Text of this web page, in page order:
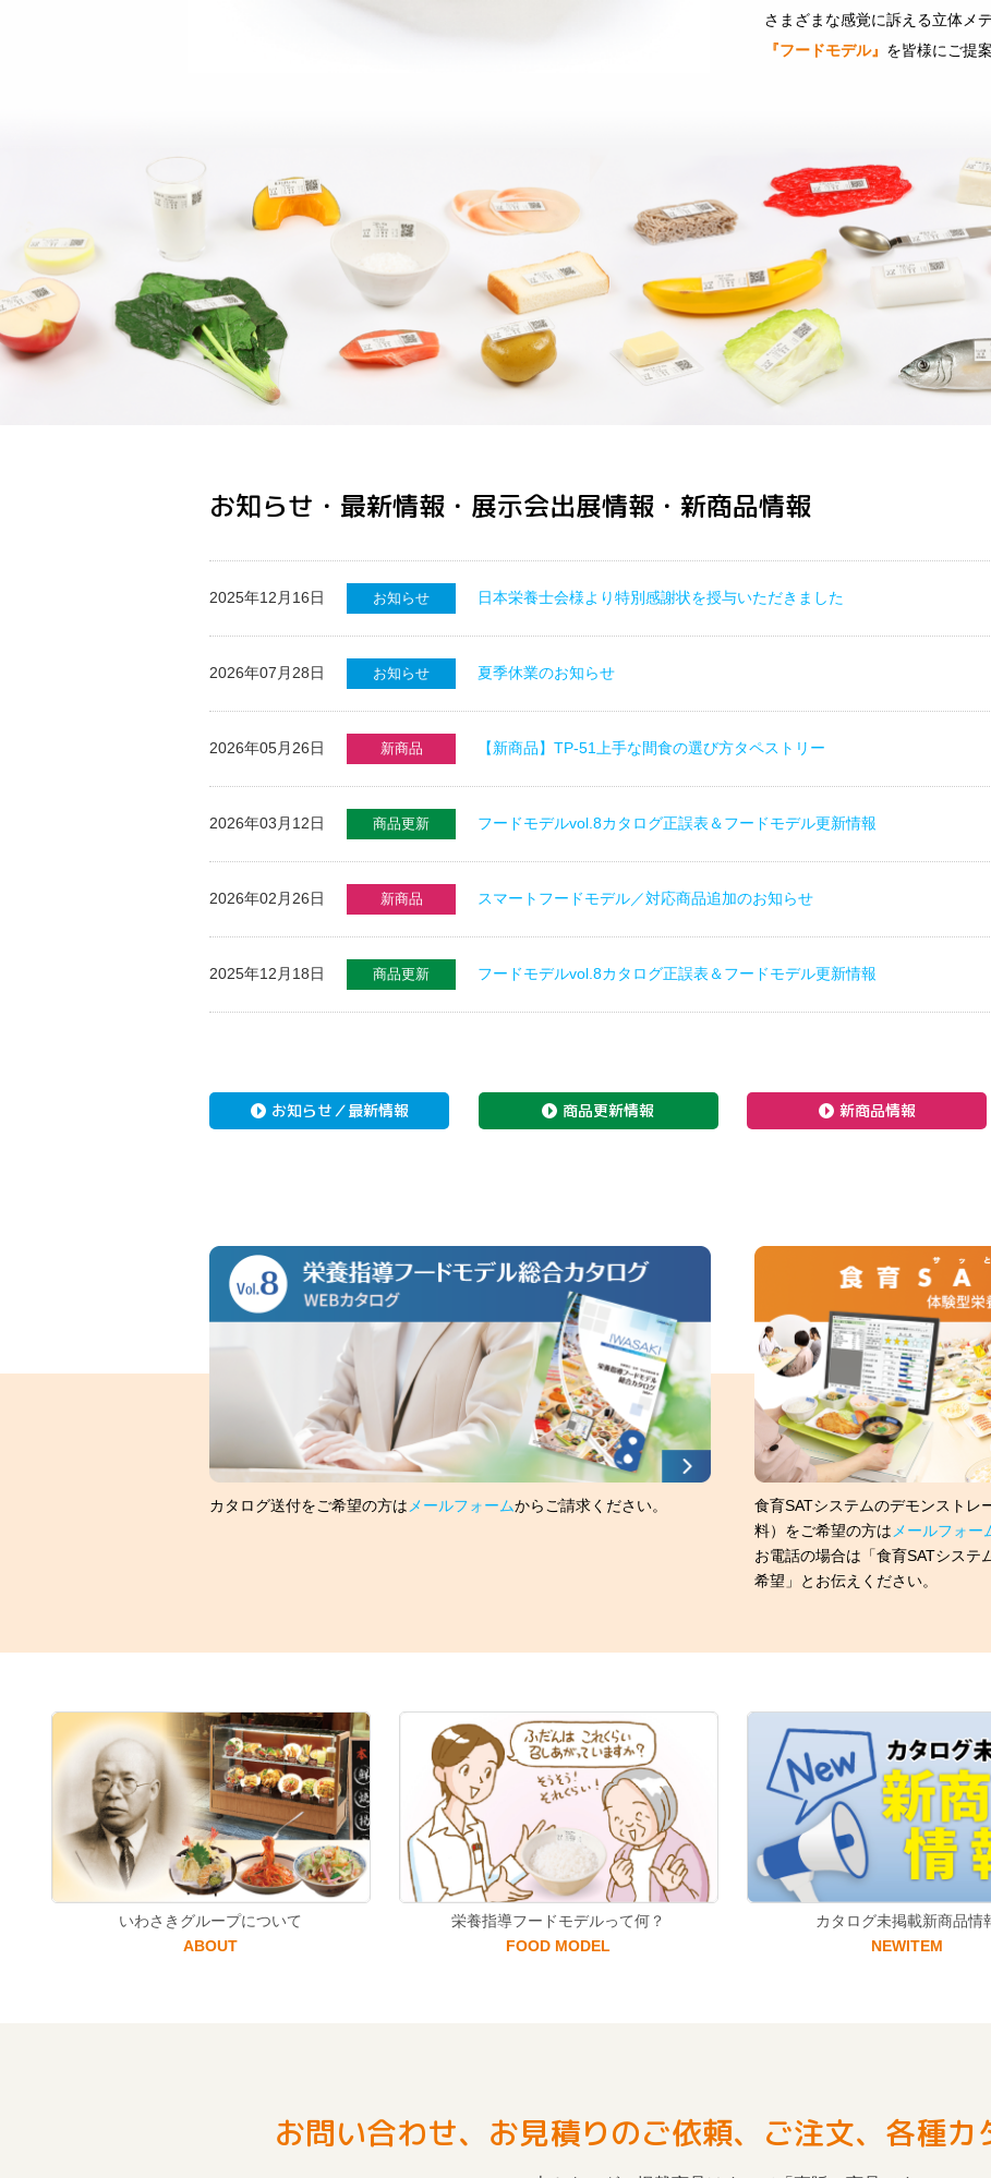
さまざまな感覚に訴える立体メ
『フードモデル』 を皆様にご提
お知らせ・最新情報・展示会出展情報・新商品情報
2025年12月16日 お知らせ 日本栄養士会様より特別感謝状を授与いただきました
2026年07月28日 お知らせ 夏季休業のお知らせ
2026年05月26日 新商品 【新商品】TP-51上手な間食の選び方タペストリー
2026年03月12日 商品更新 フードモデルvol.8カタログ正誤表＆フードモデル更新情報
2026年02月26日 新商品 スマートフードモデル／対応商品追加のお知らせ
2025年12月18日 商品更新 フードモデルvol.8カタログ正誤表＆フードモデル更新情報
お知らせ／最新情報 商品更新情報 新商品情報
カタログ送付をご希望の方はメールフォームからご請求ください。
食育SATシステムのデモンストレ
料）をご希望の方はメールフォー
お電話の場合は「食育SATシステ
希望」とお伝えください。
いわさきグループについて
ABOUT
栄養指導フードモデルって何？
FOOD MODEL
カタログ未掲載新商品情
NEWITEM
お問い合わせ、お見積りのご依頼、ご注文、各種カ